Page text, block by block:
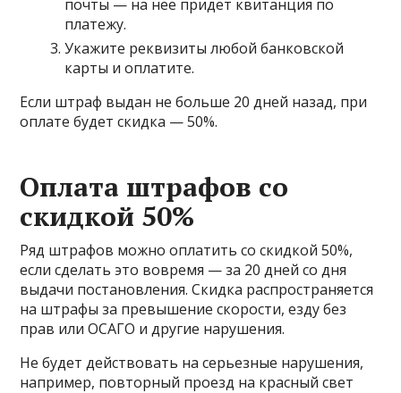
почты — на нее придет квитанция по
платежу.
Укажите реквизиты любой банковской
карты и оплатите.
Если штраф выдан не больше 20 дней назад, при
оплате будет скидка — 50%.
Оплата штрафов со
скидкой 50%
Ряд штрафов можно оплатить со скидкой 50%,
если сделать это вовремя — за 20 дней со дня
выдачи постановления. Скидка распространяется
на штрафы за превышение скорости, езду без
прав или ОСАГО и другие нарушения.
Не будет действовать на серьезные нарушения,
например, повторный проезд на красный свет